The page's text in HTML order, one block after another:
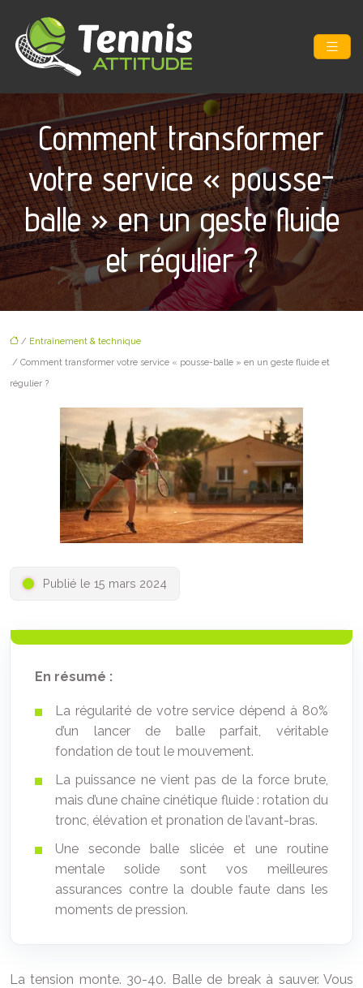
Comment transformer
votre service « pousse-
balle » en un geste fluide
et régulier ?
/ Entraînement & technique
/ Comment transformer votre service « pousse-balle » en un geste fluide et
régulier ?
Publié le 15 mars 2024
En résumé :
La régularité de votre service dépend à 80%
d’un lancer de balle parfait, véritable
fondation de tout le mouvement.
La puissance ne vient pas de la force brute,
mais d’une chaîne cinétique fluide : rotation du
tronc, élévation et pronation de l’avant-bras.
Une seconde balle slicée et une routine
mentale solide sont vos meilleures
assurances contre la double faute dans les
moments de pression.
La tension monte. 30-40. Balle de break à sauver. Vous